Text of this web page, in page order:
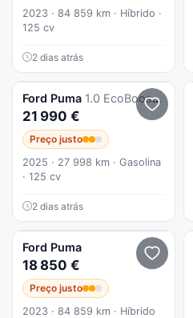
2023 · 84 859 km · Híbrido ·
125 cv
2 dias atrás
Ford Puma 1.0 EcoBoost ST-Line Aut.
21 990 €
Preço justo
2025 · 27 998 km · Gasolina
· 125 cv
2 dias atrás
Ford Puma
18 850 €
Preço justo
2023 · 84 859 km · Híbrido